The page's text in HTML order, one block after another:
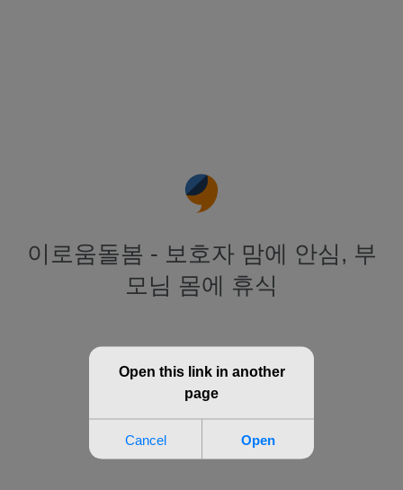
이로움돌봄 - 보호자 맘에 안심, 부
모님 몸에 휴식